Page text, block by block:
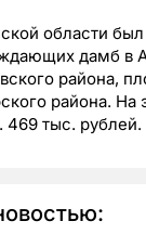
области
дамб в
района,
района. На
469 тыс. рублей.